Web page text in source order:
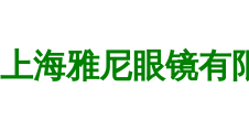
上海雅尼眼镜有